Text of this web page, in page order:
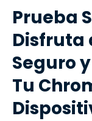
Prueba
Disfruta
Seguro
Tu